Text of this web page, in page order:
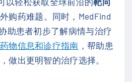
外购药难题。同时，MedFind
协助患者初步了解病情与治疗
药物信息和诊疗指南 ，帮助患
做出更明智的治疗选择。